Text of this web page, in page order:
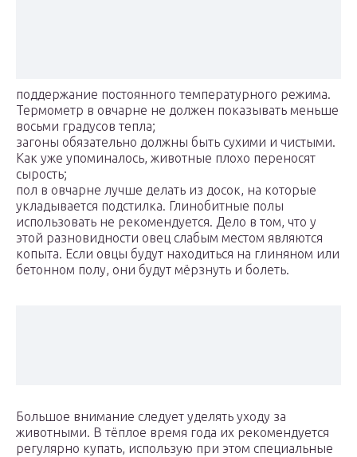
поддержание постоянного температурного режима.
Термометр в овчарне не должен показывать меньше
восьми градусов тепла;
загоны обязательно должны быть сухими и чистыми.
Как уже упоминалось, животные плохо переносят
сырость;
пол в овчарне лучше делать из досок, на которые
укладывается подстилка. Глинобитные полы
использовать не рекомендуется. Дело в том, что у
этой разновидности овец слабым местом являются
копыта. Если овцы будут находиться на глиняном или
бетонном полу, они будут мёрзнуть и болеть.
Большое внимание следует уделять уходу за
животными. В тёплое время года их рекомендуется
регулярно купать, использую при этом специальные